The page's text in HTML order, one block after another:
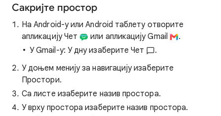
Сакријте простор
На Android-у или Android таблету отворите
апликацију Чет
или апликацију Gmail
.
У Gmail-у: У дну изаберите Чет
.
У доњем менију за навигацију изаберите
Простори.
Са листе изаберите назив простора.
У врху простора изаберите назив простора.